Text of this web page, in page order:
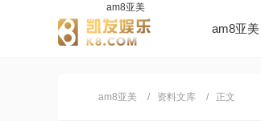
am8亚美
am8亚美
am8亚美 资料文库 正文